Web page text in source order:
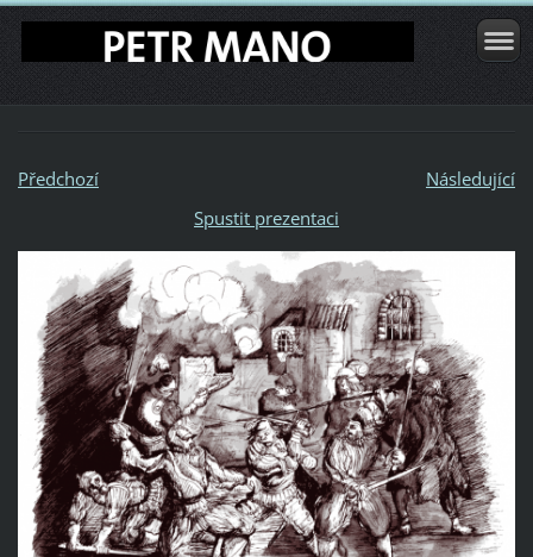
Předchozí
Následující
Spustit prezentaci